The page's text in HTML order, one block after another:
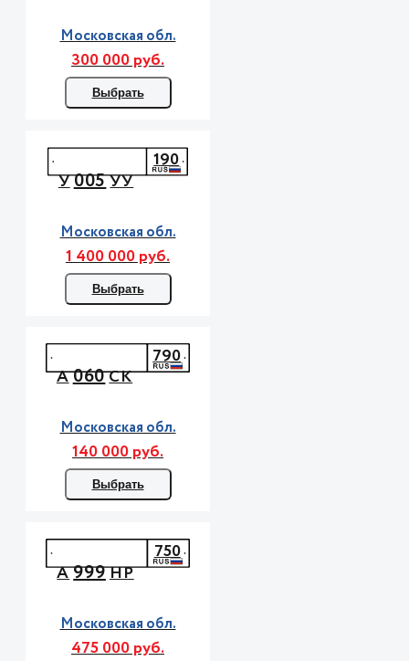
Московская обл.
300 000 руб.
Выбрать
У005УУ
190
Московская обл.
1 400 000 руб.
Выбрать
А060СК
790
Московская обл.
140 000 руб.
Выбрать
А999НР
750
Московская обл.
475 000 руб.